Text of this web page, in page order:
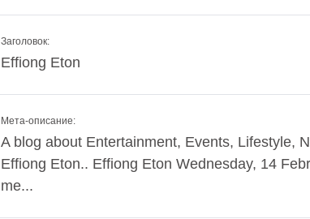
Заголовок:
Effiong Eton
Мета-описание:
A blog about Entertainment, Events, Lifestyle,
Effiong Eton.. Effiong Eton Wednesday, 14
me...